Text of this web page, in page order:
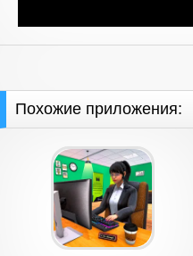
Похожие приложения: